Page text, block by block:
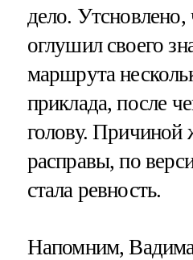
дело.
оглушил своего
маршрута
приклада, после
голову. Причиной
расправы, по
стала ревность.
Напомним,